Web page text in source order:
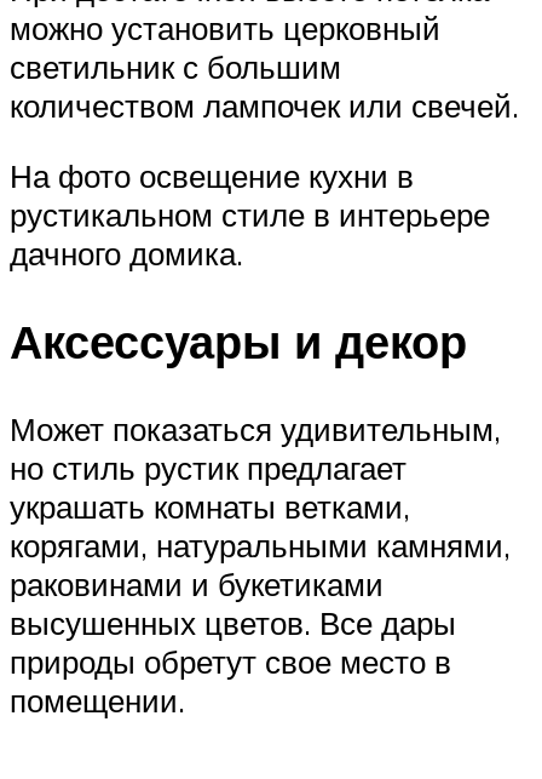
можно установить церковный
светильник с большим
количеством лампочек или свечей.
На фото освещение кухни в
рустикальном стиле в интерьере
дачного домика.
Аксессуары и декор
Может показаться удивительным,
но стиль рустик предлагает
украшать комнаты ветками,
корягами, натуральными камнями,
раковинами и букетиками
высушенных цветов. Все дары
природы обретут свое место в
помещении.